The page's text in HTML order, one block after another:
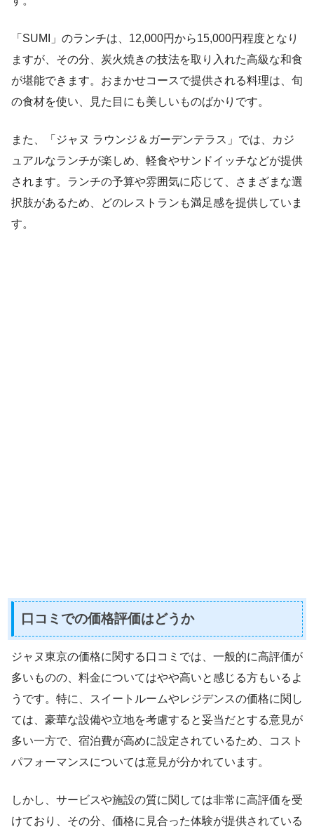
「SUMI」のランチは、12,000円から15,000円程度となり
ますが、その分、炭火焼きの技法を取り入れた高級な和食
が堪能できます。おまかせコースで提供される料理は、旬
の食材を使い、見た目にも美しいものばかりです。
また、「ジャヌ ラウンジ＆ガーデンテラス」では、カジ
ュアルなランチが楽しめ、軽食やサンドイッチなどが提供
されます。ランチの予算や雰囲気に応じて、さまざまな選
択肢があるため、どのレストランも満足感を提供していま
す。
口コミでの価格評価はどうか
ジャヌ東京の価格に関する口コミでは、一般的に高評価が
多いものの、料金についてはやや高いと感じる方もいるよ
うです。特に、スイートルームやレジデンスの価格に関し
ては、豪華な設備や立地を考慮すると妥当だとする意見が
多い一方で、宿泊費が高めに設定されているため、コスト
パフォーマンスについては意見が分かれています。
しかし、サービスや施設の質に関しては非常に高評価を受
けており、その分、価格に見合った体験が提供されている